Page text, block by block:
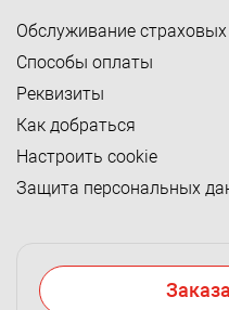
Обслуживание страховых
Способы оплаты
Реквизиты
Как добраться
Настроить cookie
Защита персональных